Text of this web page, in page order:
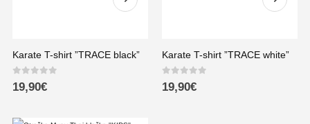
Karate T-shirt ”TRACE black”
0 out of 5
19,90€
Karate T-shirt ”TRACE white”
0 out of 5
19,90€